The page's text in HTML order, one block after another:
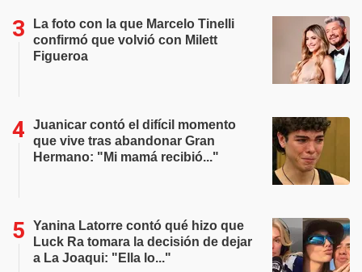
La foto con la que Marcelo Tinelli
confirmó que volvió con Milett
Figueroa
Juanicar contó el difícil momento
que vive tras abandonar Gran
Hermano: "Mi mamá recibió..."
Yanina Latorre contó qué hizo que
Luck Ra tomara la decisión de dejar
a La Joaqui: "Ella lo..."